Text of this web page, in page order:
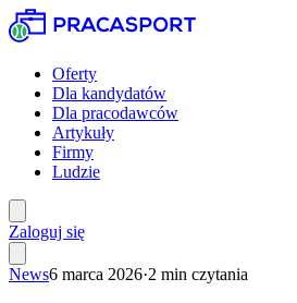
Oferty
Dla kandydatów
Dla pracodawców
Artykuły
Firmy
Ludzie
Zaloguj się
News6 marca 2026·2 min czytania